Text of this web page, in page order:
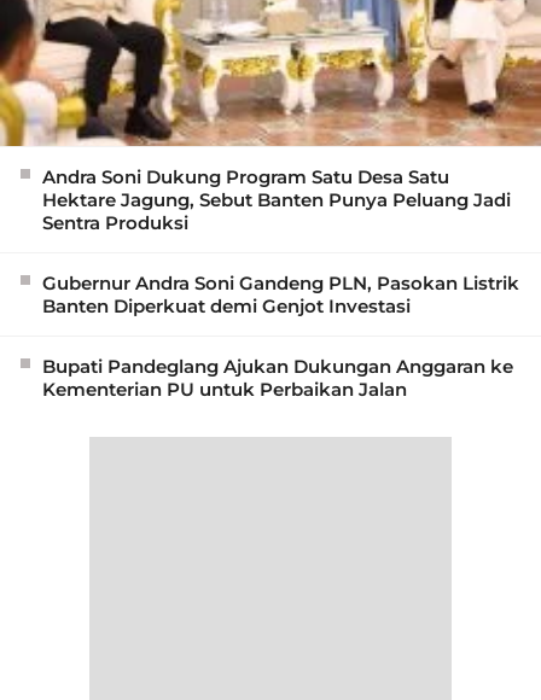
Andra Soni Dukung Program Satu Desa Satu
Hektare Jagung, Sebut Banten Punya Peluang Jadi
Sentra Produksi
Gubernur Andra Soni Gandeng PLN, Pasokan Listrik
Banten Diperkuat demi Genjot Investasi
Bupati Pandeglang Ajukan Dukungan Anggaran ke
Kementerian PU untuk Perbaikan Jalan